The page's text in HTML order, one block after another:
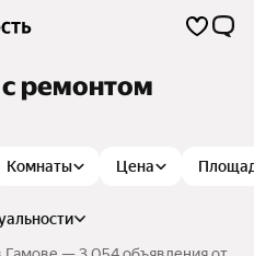
с ремонтом
Комнаты Цена